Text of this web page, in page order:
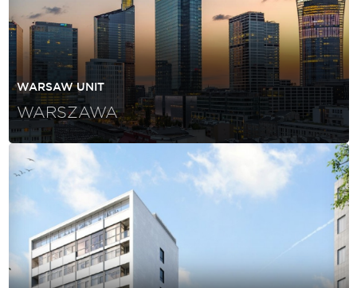
WARSAW UNIT
WARSZAWA